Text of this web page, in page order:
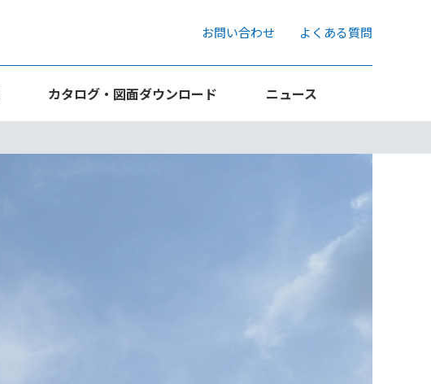
カタログ・図面ダウンロード ニュース
お問い合わせ よくある質問